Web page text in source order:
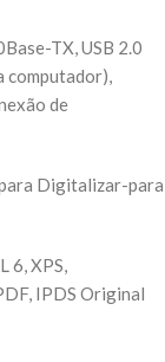
TX, USB 2.0
computador),
de
Digitalizar-para
6, XPS,
IPDS Original